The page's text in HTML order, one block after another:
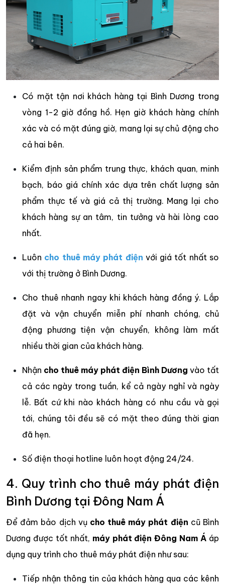
Có mặt tận nơi khách hàng tại Bình Dương trong
vòng 1-2 giờ đồng hồ. Hẹn giờ khách hàng chính
xác và có mặt đúng giờ, mang lại sự chủ động cho
cả hai bên.
Kiểm định sản phẩm trung thực, khách quan, minh
bạch, báo giá chính xác dựa trên chất lượng sản
phẩm thực tế và giá cả thị trường. Mang lại cho
khách hàng sự an tâm, tin tưởng và hài lòng cao
nhất.
Luôn cho thuê máy phát điện với giá tốt nhất so
với thị trường ở Bình Dương.
Cho thuê nhanh ngay khi khách hàng đồng ý. Lắp
đặt và vận chuyển miễn phí nhanh chóng, chủ
động phương tiện vận chuyển, không làm mất
nhiều thời gian của khách hàng.
Nhận cho thuê máy phát điện Bình Dương vào tất
cả các ngày trong tuần, kể cả ngày nghỉ và ngày
lễ. Bất cứ khi nào khách hàng có nhu cầu và gọi
tới, chúng tôi đều sẽ có mặt theo đúng thời gian
đã hẹn.
Số điện thoại hotline luôn hoạt động 24/24.
4. Quy trình cho thuê máy phát điện
Bình Dương tại Đông Nam Á
Để đảm bảo dịch vụ cho thuê máy phát điện cũ Bình
Dương được tốt nhất, máy phát điện Đông Nam Á áp
dụng quy trình cho thuê máy phát điện như sau:
Tiếp nhận thông tin của khách hàng qua các kênh